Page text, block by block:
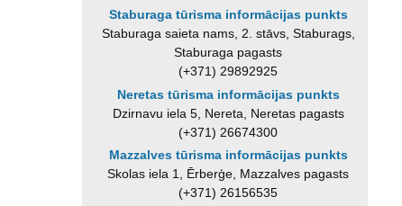
Staburaga tūrisma informācijas punkts
Staburaga saieta nams, 2. stāvs, Staburags,
Staburaga pagasts
(+371) 29892925
Neretas tūrisma informācijas punkts
Dzirnavu iela 5, Nereta, Neretas pagasts
(+371) 26674300
Mazzalves tūrisma informācijas punkts
Skolas iela 1, Ērberģe, Mazzalves pagasts
(+371) 26156535